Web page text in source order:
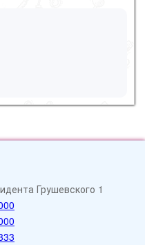
Грушевского 1